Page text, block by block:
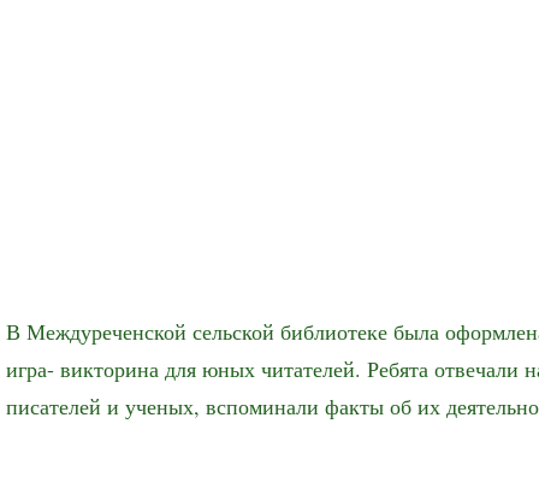
В Междуреченской сельской библиотеке была
игра- викторина для юных читателей. Ребята
писателей и ученых, вспоминали факты об их